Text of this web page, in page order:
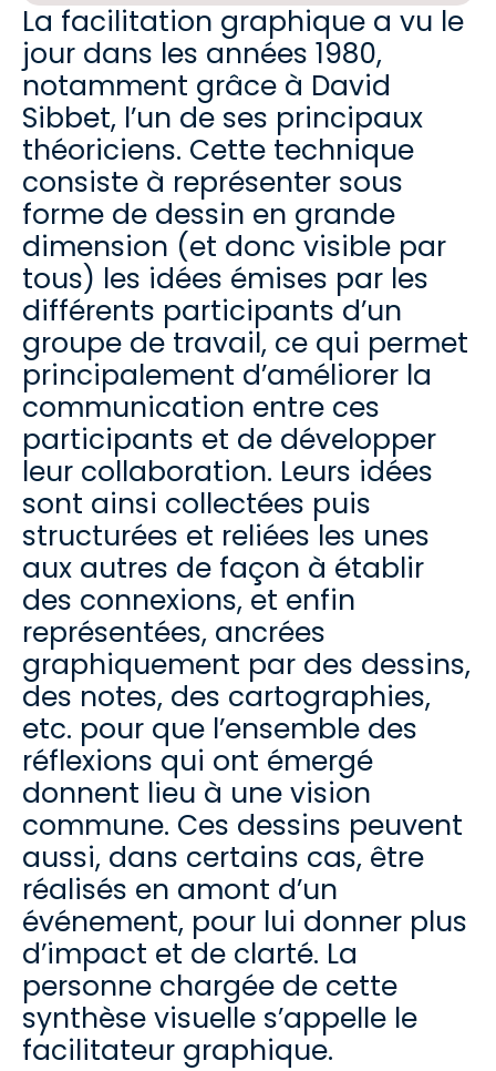
La facilitation graphique a vu le
jour dans les années 1980,
notamment grâce à David
Sibbet, l’un de ses principaux
théoriciens. Cette technique
consiste à représenter sous
forme de dessin en grande
dimension (et donc visible par
tous) les idées émises par les
différents participants d’un
groupe de travail, ce qui permet
principalement d’améliorer la
communication entre ces
participants et de développer
leur collaboration. Leurs idées
sont ainsi collectées puis
structurées et reliées les unes
aux autres de façon à établir
des connexions, et enfin
représentées, ancrées
graphiquement par des dessins,
des notes, des cartographies,
etc. pour que l’ensemble des
réflexions qui ont émergé
donnent lieu à une vision
commune. Ces dessins peuvent
aussi, dans certains cas, être
réalisés en amont d’un
événement, pour lui donner plus
d’impact et de clarté. La
personne chargée de cette
synthèse visuelle s’appelle le
facilitateur graphique.